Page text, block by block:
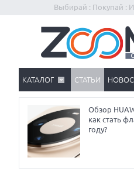
Выбирай : Покупай :
КАТАЛОГ СТАТЬИ
Обзор
как стать
году?